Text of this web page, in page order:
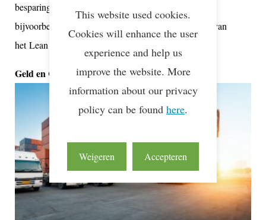
besparingspotentieel en praktische uitdagingen van
bijvoorbeeld stadslogistiek: het is allemaal onderdeel van
het Lean & Green programma.
Geld en CO2 besparen in de praktijk
This website used cookies.
Cookies will enhance the user
experience and help us
improve the website. More
information about our privacy
policy can be found here.
Weigeren Accepteren